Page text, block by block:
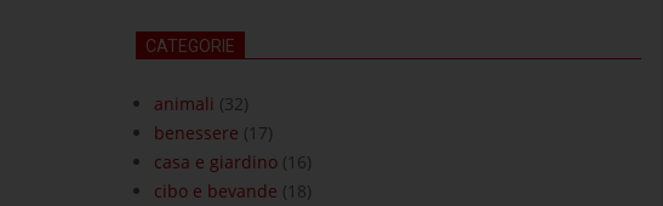
CATEGORIE
animali (32)
benessere (17)
casa e giardino(16)
cibo e bevande (18)